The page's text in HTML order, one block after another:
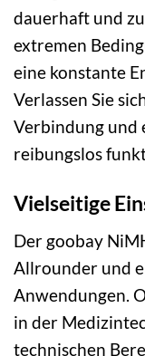
dauerhaft und
extremen
eine konstante
Verlassen Sie
Verbindung und
reibungslos
Vielseitige
Der goobay
Allrounder und
Anwendungen.
in der
technischen